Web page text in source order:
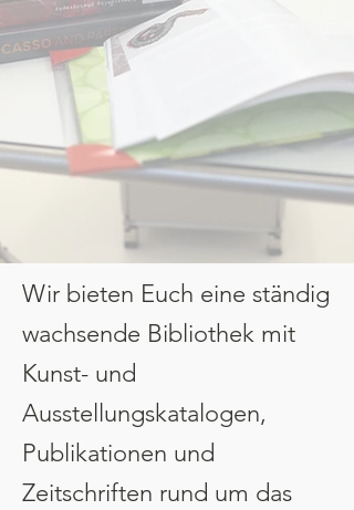
Wir bieten Euch eine ständig
wachsende Bibliothek mit
Kunst- und
Ausstellungskatalogen,
Publikationen und
Zeitschriften rund um das